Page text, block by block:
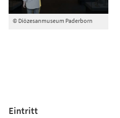
© Diözesanmuseum Paderborn
Eintritt